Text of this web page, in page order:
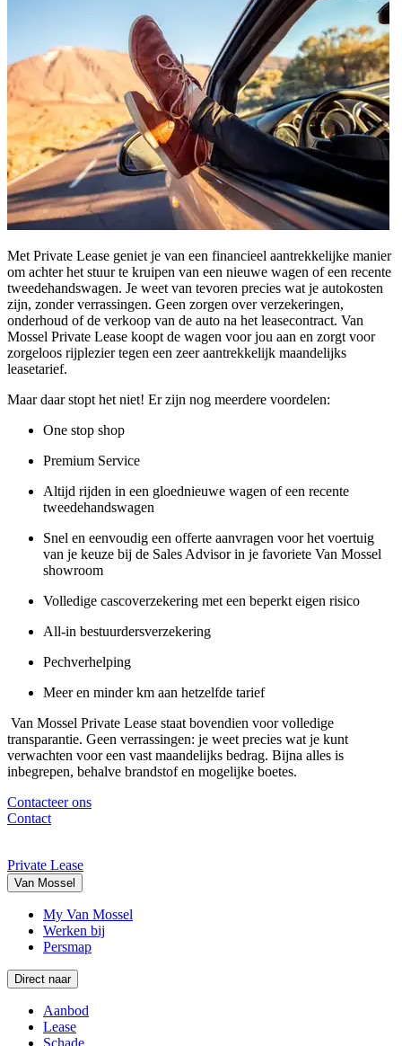
Met Private Lease geniet je van een financieel aantrekkelijke manier
om achter het stuur te kruipen van een nieuwe wagen of een recente
tweedehandswagen. Je weet van tevoren precies wat je autokosten
zijn, zonder verrassingen. Geen zorgen over verzekeringen,
onderhoud of de verkoop van de auto na het leasecontract. Van
Mossel Private Lease koopt de wagen voor jou aan en zorgt voor
zorgeloos rijplezier tegen een zeer aantrekkelijk maandelijks
leasetarief.
Maar daar stopt het niet! Er zijn nog meerdere voordelen:
One stop shop
Premium Service
Altijd rijden in een gloednieuwe wagen of een recente
tweedehandswagen
Snel en eenvoudig een offerte aanvragen voor het voertuig
van je keuze bij de Sales Advisor in je favoriete Van Mossel
showroom
Volledige cascoverzekering met een beperkt eigen risico
All-in bestuurdersverzekering
Pechverhelping
Meer en minder km aan hetzelfde tarief
Van Mossel Private Lease staat bovendien voor volledige
transparantie. Geen verrassingen: je weet precies wat je kunt
verwachten voor een vast maandelijks bedrag. Bijna alles is
inbegrepen, behalve brandstof en mogelijke boetes.
Contacteer ons
Contact
Private Lease
Van Mossel
My Van Mossel
Werken bij
Persmap
Direct naar
Aanbod
Lease
Schade